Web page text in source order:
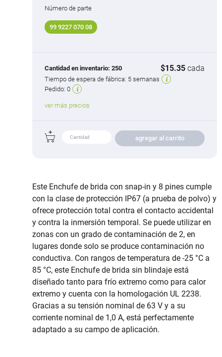
Número de parte
99 9227 070 08
Cantidad en inventario: 250 $15.35 cada
Tiempo de espera de fábrica: 5 semanas
Pedido: 0
ver más precios
agregar al carrito
Este Enchufe de brida con snap-in y 8 pines cumple
con la clase de protección IP67 (a prueba de polvo) y
ofrece protección total contra el contacto accidental
y contra la inmersión temporal. Se puede utilizar en
zonas con un grado de contaminación de 2, en
lugares donde solo se produce contaminación no
conductiva. Con rangos de temperatura de -25 °C a
85 °C, este Enchufe de brida sin blindaje está
diseñado tanto para frío extremo como para calor
extremo y cuenta con la homologación UL 2238.
Gracias a su tensión nominal de 63 V y a su
corriente nominal de 1,0 A, está perfectamente
adaptado a su campo de aplicación.